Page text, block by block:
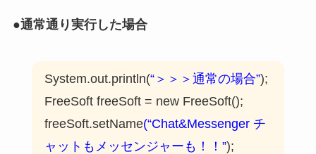
●通常通り実行した場合
System.out.println(“＞＞＞通常の場合”);
FreeSoft freeSoft = new FreeSoft();
freeSoft.setName(“Chat&Messenger チ
ャットもメッセンジャーも！！”);